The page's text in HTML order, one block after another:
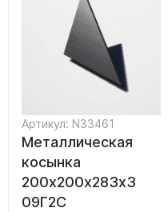
Артикул: N33461
Металлическая
косынка
200х200х283х3
09Г2С